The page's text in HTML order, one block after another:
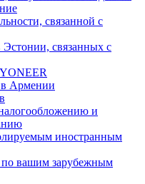
связанной с
связанных с
в Армении
и
иностранным
вашим зарубежным